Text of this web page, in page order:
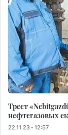
Трест
нефтегазовых
22.11.23 - 12:57